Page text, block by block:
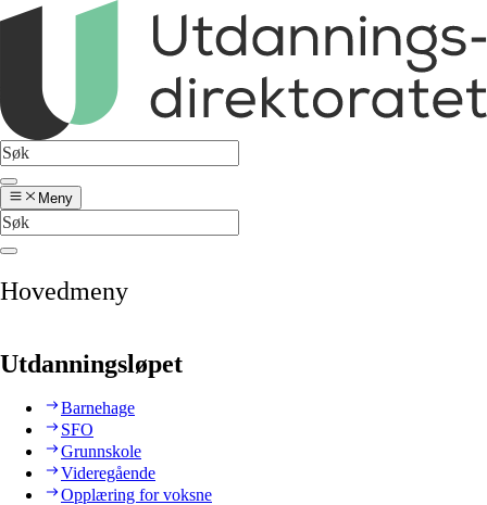
Meny
Hovedmeny
Utdanningsløpet
Barnehage
SFO
Grunnskole
Videregående
Opplæring for voksne